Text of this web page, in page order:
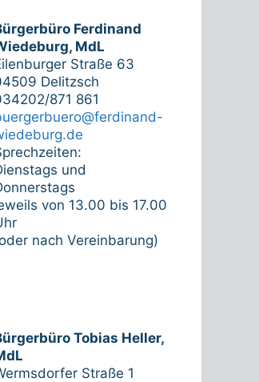
Ferdinand
MdL
Straße 63
Delitzsch
871 861
und
von 13.00 bis 17.00
nach Vereinbarung)
Tobias Heller,
Straße 1